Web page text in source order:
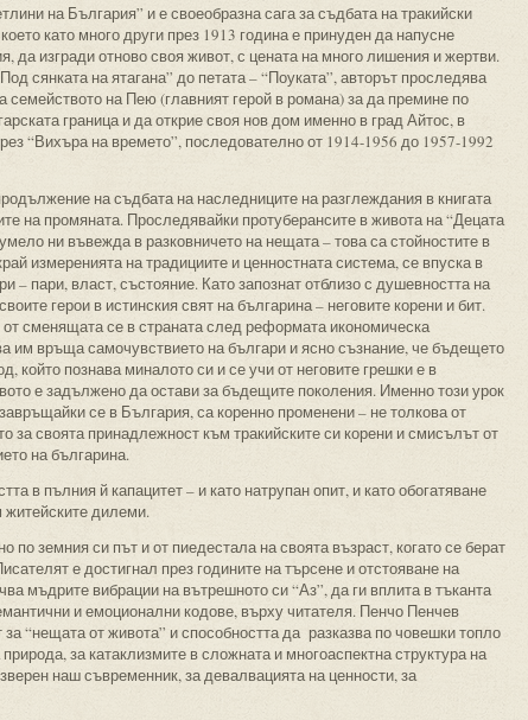
на България” и е своеобразна сага за съдбата на тракийски
като много други през 1913 година е принуден да напусне
да изгради отново своя живот, с цената на много лишения и жертви.
сянката на ятагана” до петата – “Поуката”, авторът проследява
семейството на Пею (главният герой в романа) за да премине по
граница и да открие своя нов дом именно в град Айтос, в
“Вихъра на времето”, последователно от 1914-1956 до 1957-1992
на съдбата на наследниците на разглеждания в книгата
на промяната. Проследявайки протуберансите в живота на “Децата
ни въвежда в разковничето на нещата – това са стойностите в
измеренията на традициите и ценностната система, се впуска в
пари, власт, състояние. Като запознат отблизо с душевността на
герои в истинския свят на българина – неговите корени и бит.
сменящата се в страната след реформата икономическа
им връща самочувствието на българи и ясно съзнание, че бъдещето
който познава миналото си и се учи от неговите грешки е в
е задължено да остави за бъдещите поколения. Именно този урок
се в България, са коренно променени – не толкова от
за своята принадлежност към тракийските си корени и смисълът от
на българина.
в пълния й капацитет – и като натрупан опит, и като обогатяване
житейските дилеми.
земния си път и от пиедестала на своята възраст, когато се берат
е достигнал през годините на търсене и отстояване на
мъдрите вибрации на вътрешното си “Аз”, да ги вплита в тъканта
и емоционални кодове, върху читателя. Пенчо Пенчев
“нещата от живота” и способността да разказва по човешки топло
за катаклизмите в сложната и многоаспектна структура на
наш съвременник, за девалвацията на ценности, за